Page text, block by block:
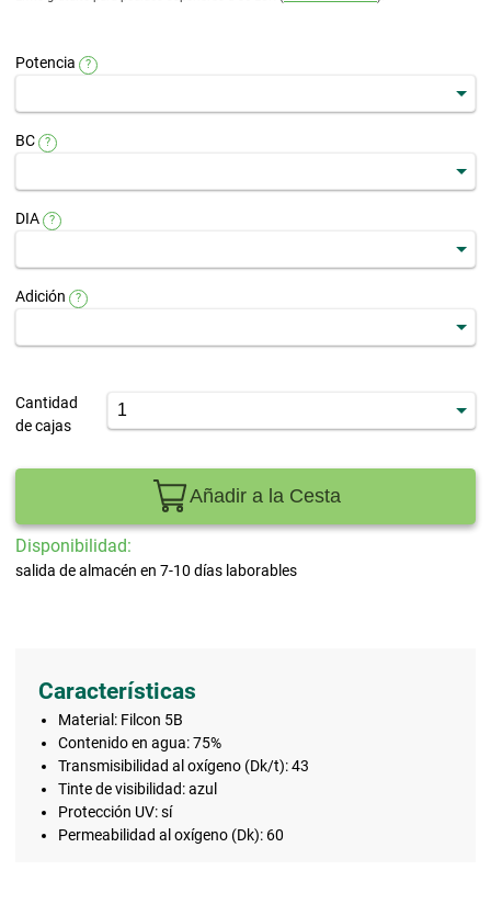
Potencia ?
BC ?
DIA ?
Adición ?
Cantidad
de cajas
Añadir a la Cesta
Disponibilidad:
salida de almacén en 7-10 días laborables
Características
Material: Filcon 5B
Contenido en agua: 75%
Transmisibilidad al oxígeno (Dk/t): 43
Tinte de visibilidad: azul
Protección UV: sí
Permeabilidad al oxígeno (Dk): 60